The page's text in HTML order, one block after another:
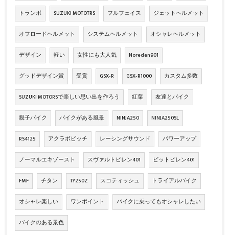
トランポ SUZUKI MOTOTRS フルフェイス ジェットヘルメット
オフロードヘルメット システムヘルメット オシャレヘルメット
デザイン 軽い 女性にも大人気 Noreden901
グッドデザイン賞 受賞 GSX‐R GSX‐R1000 カスタム多数
SUZUKI MOTORSで楽しい思い出を作ろう 紅葉 友達とバイク
親子バイク バイクがある風景 NINJA250 NINJA250SL
RS4125 アクラボビッチ レーシングサウンド パワーアップ
ノーマルエキゾースト スヴァルトピレン401 ビットピレン401
FMF チタン TY250Z スコティッシュ トライアルバイク
オシャレ楽しい ワンポイント バイクに乗ってもオシャレしたい
バイクのある景色